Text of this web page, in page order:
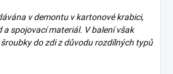
v demontu v kartonové krabici,
a spojovací materiál. V balení však
do zdi z důvodu rozdílných typů